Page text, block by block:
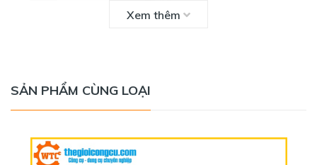
Xem thêm
SẢN PHẨM CÙNG LOẠI